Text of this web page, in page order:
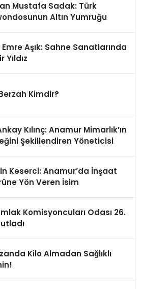
Mustafa Sadak: Türk
Altın Yumruğu
Aşık: Sahne Sanatlarında
Yıldız
Kimdir?
Kılınç: Anamur Mimarlık’ın
Şekillendiren Yöneticisi
Keserci: Anamur’da İnşaat
Yön Veren İsim
Komisyoncuları Odası 26.
Kilo Almadan Sağlıklı